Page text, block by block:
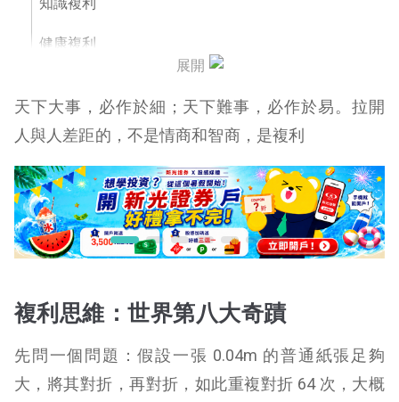
健康複利
複利效應的 “ 臨界點 ”
複利效應的破壞效果驚人
複利思維背後是複利品質？
展開
天下大事，必作於細；天下難事，必作於易。拉開
人與人差距的，不是情商和智商，是複利
複利思維：世界第八大奇蹟
先問一個問題：假設一張 0.04m 的普通紙張足夠
大，將其對折，再對折，如此重複對折 64 次，大概